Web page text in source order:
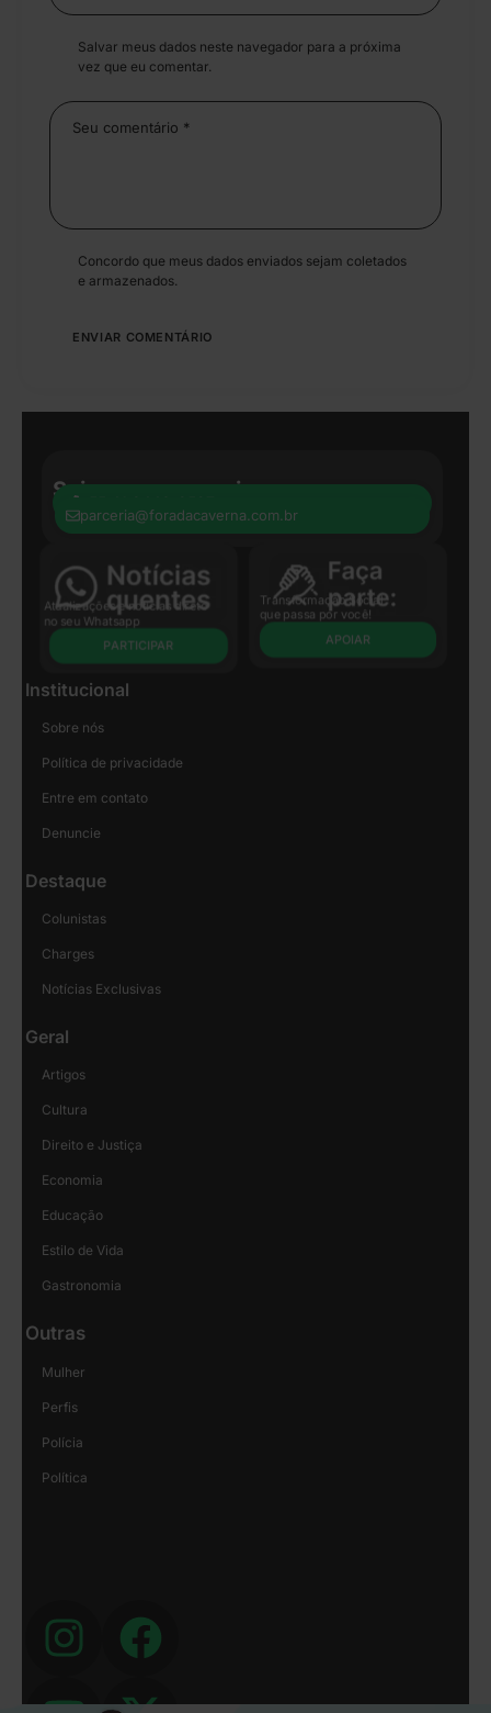
Salvar meus dados neste navegador para a próxima
vez que eu comentar.
Concordo que meus dados enviados sejam coletados
e armazenados.
Seja nosso parceiro:
parceria@foradacaverna.com.br
Atualizações e notícias direto
no seu Whatsapp
PARTICIPAR
Transformação Social
que passa por você!
APOIAR
Institucional
Sobre nós
Política de privacidade
Entre em contato
Denuncie
Destaque
Colunistas
Charges
Notícias Exclusivas
Geral
Artigos
Cultura
Direito e Justiça
Economia
Educação
Estilo de Vida
Gastronomia
Outras
Mulher
Perfis
Polícia
Política